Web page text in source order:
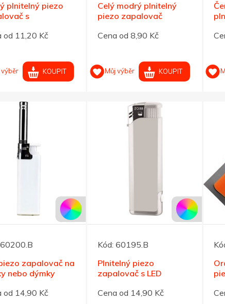
plnitelný piezo
s
od 11,20 Kč
výběr KOUPIT
Celý modrý plnitelný
piezo zapalovač
Cena od 8,90 Kč
Můj výběr KOUPIT
60200.B
zapalovač na
nebo dýmky
od 14,90 Kč
Kód:60195.B
Plnitelný piezo
zapalovač s LED
Cena od 14,90 Kč